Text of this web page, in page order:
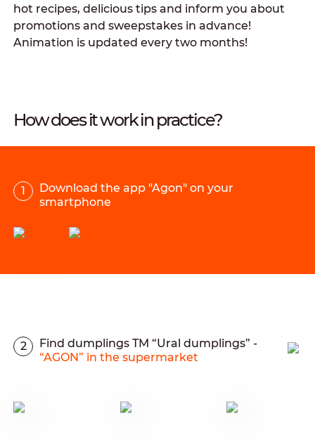
hot recipes, delicious tips and inform you about
promotions and sweepstakes in advance!
Animation is updated every two months!
How does it work in practice?
1
Download the app "Agon" on your
smartphone
2
Find dumplings TM “Ural dumplings” -
“AGON” in the supermarket